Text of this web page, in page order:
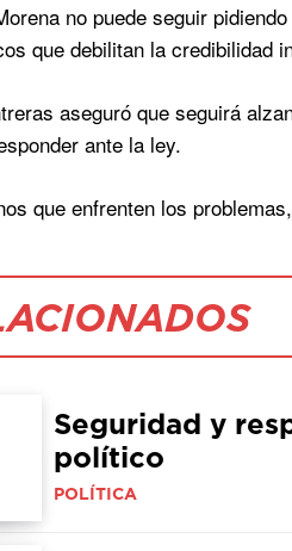
no puede seguir
que debilitan la credibilidad
aseguró que seguirá
ante la ley.
que enfrenten los
Seguridad y
político
POLÍTICA